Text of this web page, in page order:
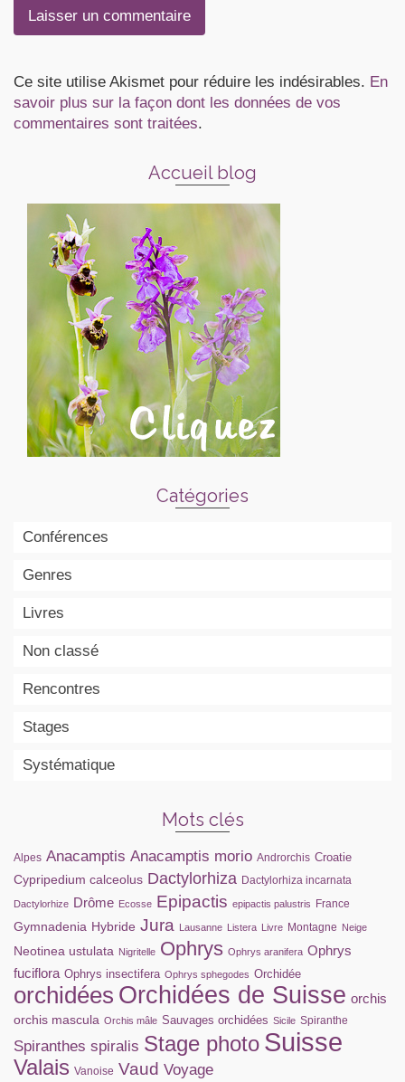
Ce site utilise Akismet pour réduire les indésirables. En
savoir plus sur la façon dont les données de vos
commentaires sont traitées.
Accueil blog
Catégories
Conférences
Genres
Livres
Non classé
Rencontres
Stages
Systématique
Mots clés
Alpes Anacamptis Anacamptis morio Androrchis Croatie
Cypripedium calceolus Dactylorhiza Dactylorhiza incarnata
Dactylorhize Drôme Ecosse Epipactis epipactis palustris France
Gymnadenia Hybride Jura Lausanne Listera Livre Montagne Neige
Neotinea ustulata Nigritelle Ophrys Ophrys aranifera Ophrys
fuciflora Ophrys insectifera Ophrys sphegodes Orchidée
orchidées Orchidées de Suisse orchis
orchis mascula Orchis mâle Sauvages orchidées Sicile Spiranthe
Spiranthes spiralis Stage photo Suisse
Valais Vanoise Vaud Voyage